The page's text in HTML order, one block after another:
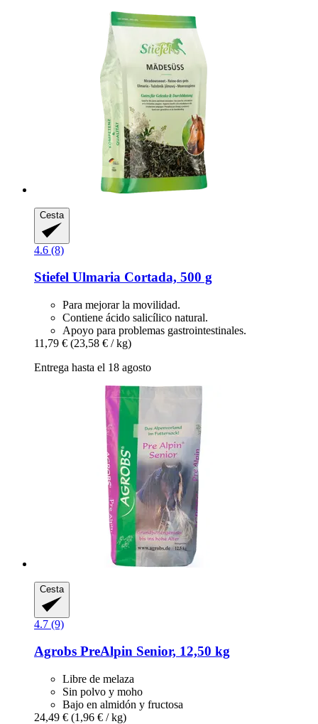
Cesta
4.6 (8)
Stiefel Ulmaria Cortada, 500 g
Para mejorar la movilidad.
Contiene ácido salicílico natural.
Apoyo para problemas gastrointestinales.
11,79 € (23,58 € / kg)
Entrega hasta el 18 agosto
Cesta
4.7 (9)
Agrobs PreAlpin Senior, 12,50 kg
Libre de melaza
Sin polvo y moho
Bajo en almidón y fructosa
24,49 € (1,96 € / kg)